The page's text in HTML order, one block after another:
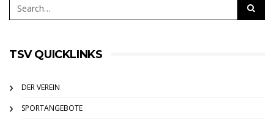
TSV QUICKLINKS
DER VEREIN
SPORTANGEBOTE